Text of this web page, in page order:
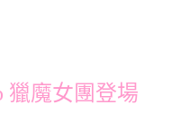
獵魔女團登場